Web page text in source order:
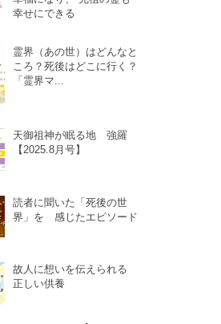
幸せにできる
霊界（あの世）はどんなと
ころ？死後はどこに行く？
「霊界マ...
天御祖神が眠る地 強羅
【2025.8月号】
読者に聞いた「死後の世
界」を 感じたエピソード
故人に想いを伝えられる
正しい供養